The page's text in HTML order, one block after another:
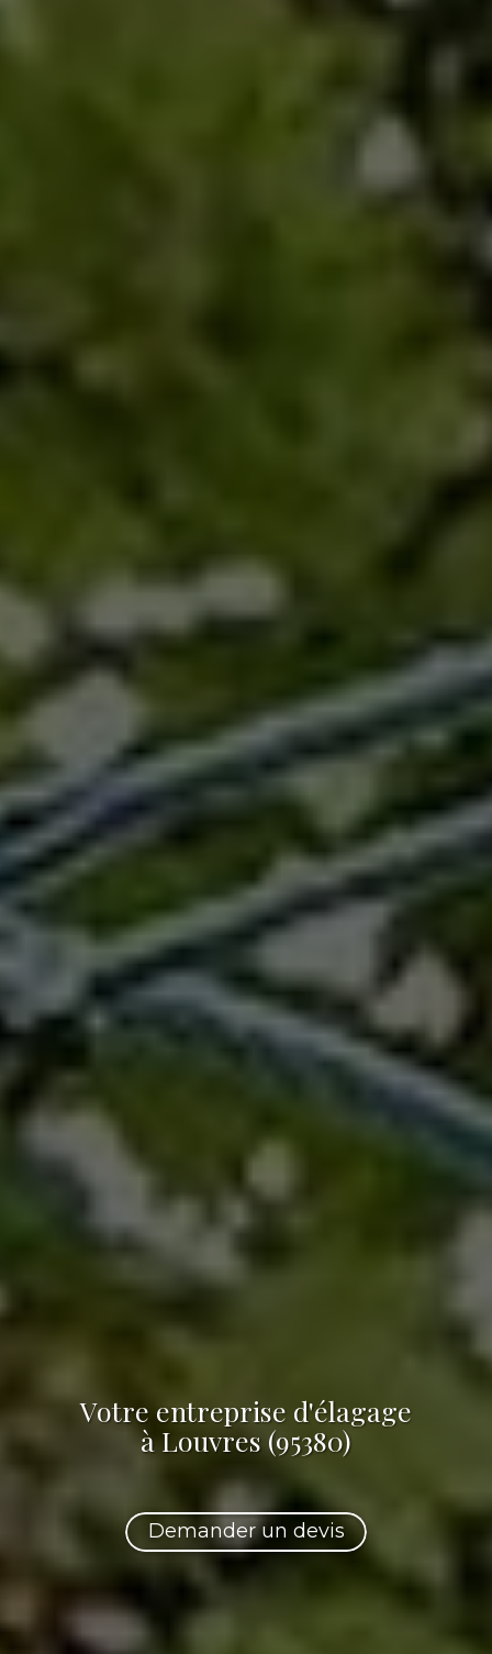
Votre entreprise d'élagage
à Louvres (95380)
Demander un devis